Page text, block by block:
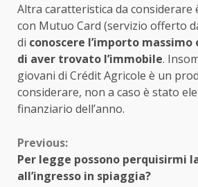
Altra caratteristica da considerare
con Mutuo Card (servizio offerto
di conoscere l’importo
di aver trovato l’immobile.
giovani di Crédit Agricole è un
considerare, non a caso è stato
finanziario dell’anno.
Continue
Reading
Previous:
Per legge possono perquisirmi
all’ingresso in spiaggia?